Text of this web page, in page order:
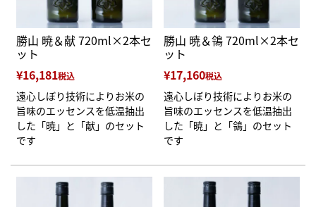
勝山 暁＆献 720ml×2本セ
ット
¥16,181税込
遠心しぼり技術によりお米の
旨味のエッセンスを低温抽出
した「暁」と「献」のセット
です
勝山 暁＆鴒 720ml×2本セ
ット
¥17,160税込
遠心しぼり技術によりお米の
旨味のエッセンスを低温抽出
した「暁」と「鴒」のセット
です